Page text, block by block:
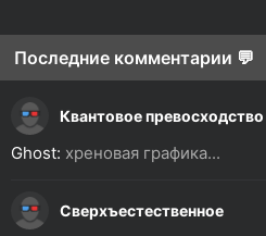
Последние комментарии 💬
Квантовое превосходство
Ghost: хреновая графика...
Сверхъестественное